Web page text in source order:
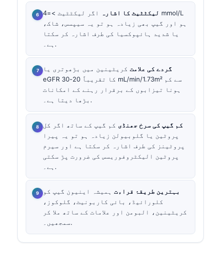
لیکٹٹیٹ کا اشارہ
اگر لیکٹٹیٹ >=4 mmol/L
ہو اور گیپ بھی زیادہ ہو تو یہ سیپسس، شاک،
یا شدید ہائپوکسیا کی طرف اشارہ کر سکتا
ہے۔.
گردے کی علامت کریٹینین میں بڑھوتری یا
eGFR کا تقریباً 20-30 mL/min/1.73m² سے کم
ہونا تیزابوں کے برقرار رہنے کے امکانات
بڑھا دیتا ہے۔.
کم گیپ کی سرخ جھنڈی کم گیپ کے ساتھ اگر کل
پروٹین یا گلوبیولن زیادہ ہو تو یہ پیرا
پروٹینز کی طرف اشارہ کر سکتا ہے اور سیرم
پروٹین الیکٹروفوریسس کی ضرورت پڑ سکتی
ہے۔.
بہترین طریقۂ قراءت ہمیشہ اینیون گیپ کو
کلورائیڈ، بائی کاربونیٹ، گلوکوز،
کریٹینین، البومن اور علامات کے ساتھ ملا کر
سمجھیں۔.